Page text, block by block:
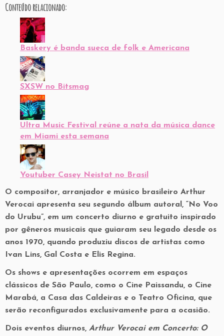
Conteúdo relacionado:
Baskery é banda sueca de folk e Americana
SXSW no Bitsmag
Ultra Music Festival reúne a nata da música dance
em Miami esta semana
Youtuber Casey Neistat no Brasil
O compositor, arranjador e músico brasileiro Arthur
Verocai apresenta seu segundo álbum autoral, “No Voo
do Urubu”, em um concerto diurno e gratuito inspirado
por gêneros musicais que guiaram seu legado desde os
anos 1970, quando produziu discos de artistas como
Ivan Lins, Gal Costa e Elis Regina.
Os shows e apresentações ocorrem em espaços
clássicos de São Paulo, como o Cine Paissandu, o Cine
Marabá, a Casa das Caldeiras e o Teatro Oficina, que
serão reconfigurados exclusivamente para a ocasião.
Dois eventos diurnos, Arthur Verocai em Concerto: O